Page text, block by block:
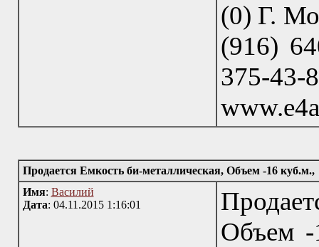
(0) Г.
(916)
375-
Продается Емкость би-металлическая, Объем -16 куб.м.,
Имя: Василий
Дата: 04.11.2015 1:16:01
Объем -